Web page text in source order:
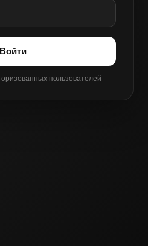
Войти
пользователей